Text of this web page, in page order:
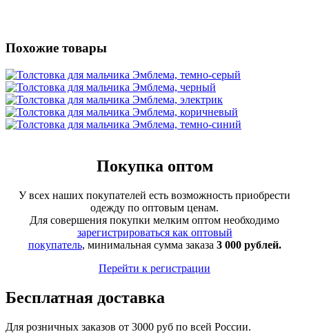
Похожие товары
Покупка оптом
У всех наших покупателей есть возможность приобрести
одежду по оптовым ценам.
Для совершения покупки мелким оптом необходимо
зарегистрироваться как оптовый
покупатель, минимальная сумма заказа 3 000 рублей.
Перейти к регистрации
Бесплатная доставка
Для розничных заказов от 3000 руб по всей России.